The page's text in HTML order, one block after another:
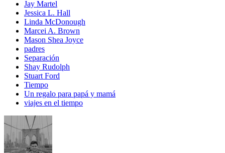
Jay Martel
Jessica L. Hall
Linda McDonough
Marcei A. Brown
Mason Shea Joyce
padres
Separación
Shay Rudolph
Stuart Ford
Tiempo
Un regalo para papá y mamá
viajes en el tiempo